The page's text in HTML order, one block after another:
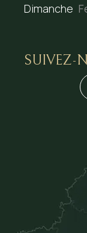
Dimanche
SUIVEZ-